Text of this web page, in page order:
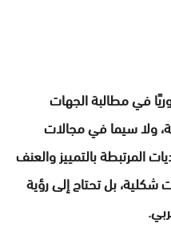
في مطالبة الجهات
ولا سيما في مجالات
المرتبطة بالتمييز والعنف
بل تحتاج إلى رؤية